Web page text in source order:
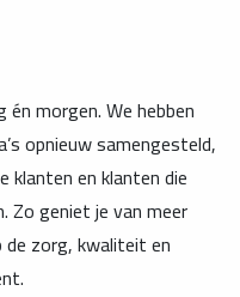
morgen. We hebben
opnieuw samengesteld,
en klanten die
Zo geniet je van meer
zorg, kwaliteit en